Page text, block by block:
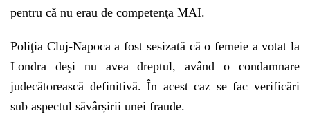
pentru că nu erau de competenţa MAI.
Poliţia Cluj-Napoca a fost sesizată că o femeie a votat la
Londra deşi nu avea dreptul, având o condamnare
judecătorească definitivă. În acest caz se fac verificări
sub aspectul săvârșirii unei fraude.